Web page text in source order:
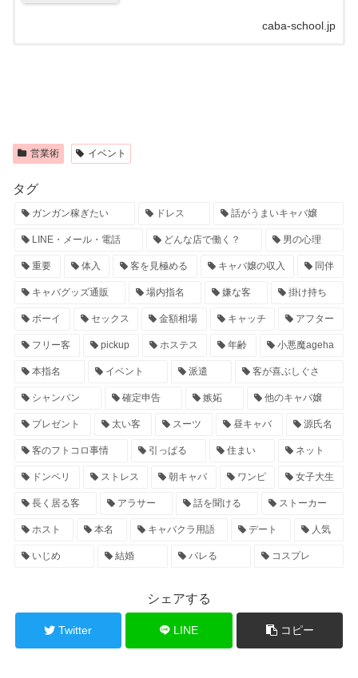
caba-school.jp
営業術 イベント
タグ
ガンガン稼ぎたい ドレス 話がうまいキャバ嬢
LINE・メール・電話 どんな店で働く？ 男の心理
重要 体入 客を見極める キャバ嬢の収入 同伴
キャバグッズ通販 場内指名 嫌な客 掛け持ち
ボーイ セックス 金額相場 キャッチ アフター
フリー客 pickup ホステス 年齢 小悪魔ageha
本指名 イベント 派遣 客が喜ぶしぐさ
シャンパン 確定申告 嫉妬 他のキャバ嬢
プレゼント 太い客 スーツ 昼キャバ 源氏名
客のフトコロ事情 引っぱる 住まい ネット
ドンペリ ストレス 朝キャバ ワンピ 女子大生
長く居る客 アラサー 話を聞ける ストーカー
ホスト 本名 キャバクラ用語 デート 人気
いじめ 結婚 バレる コスプレ
シェアする
Twitter LINE コピー